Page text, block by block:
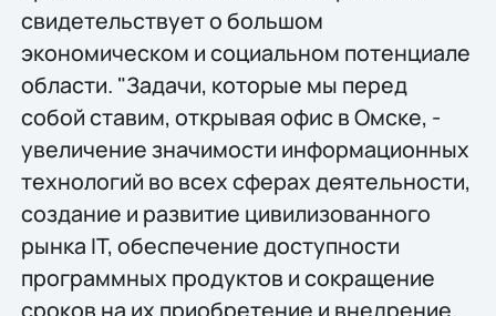
свидетельствует о большом
экономическом и социальном потенциале
области. "Задачи, которые мы перед
собой ставим, открывая офис в Омске, -
увеличение значимости информационных
технологий во всех сферах деятельности,
создание и развитие цивилизованного
рынка IT, обеспечение доступности
программных продуктов и сокращение
сроков на их приобретение и внедрение.